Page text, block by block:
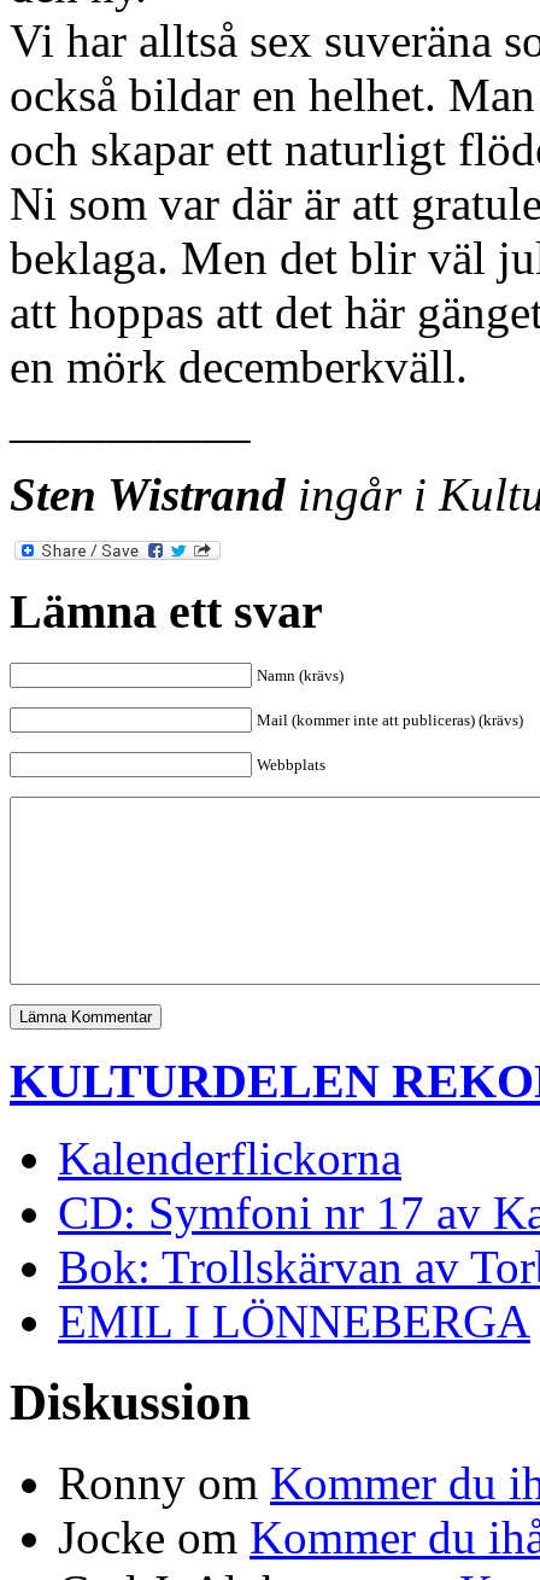
Vi har alltså sex suveräna
också bildar en helhet.
och skapar ett naturligt
Ni som var där är att
beklaga. Men det blir väl
att hoppas att det här
en mörk decemberkväll.
Sten Wistrand ingår i
Lämna ett svar
Namn (krävs)
Mail (kommer inte att publiceras) (krävs)
Webbplats
KULTURDELEN
Kalenderflickorna
CD: Symfoni nr 17 av
Bok: Trollskärvan av
EMIL I LÖNNEBERGA
Diskussion
Ronny om Kommer du
Jocke om Kommer du